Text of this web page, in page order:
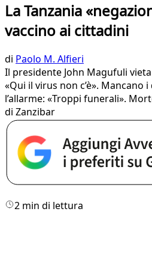
La Tanzania
vaccino ai cittadini
di Paolo M. Alfieri
Il presidente John Magufuli
«Qui il virus non c’è». Mancano
l’allarme: «Troppi funerali».
di Zanzibar
2 min di lettura